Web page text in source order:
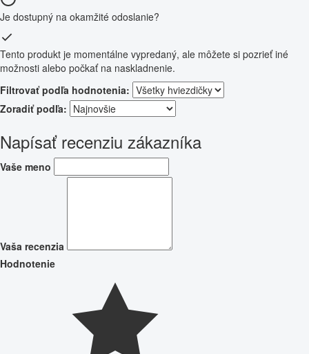
Je dostupný na okamžité odoslanie?
Tento produkt je momentálne vypredaný, ale môžete si pozrieť iné
možnosti alebo počkať na naskladnenie.
Filtrovať podľa hodnotenia:
Zoradiť podľa:
Napísať recenziu zákazníka
Vaše meno
Vaša recenzia
Hodnotenie